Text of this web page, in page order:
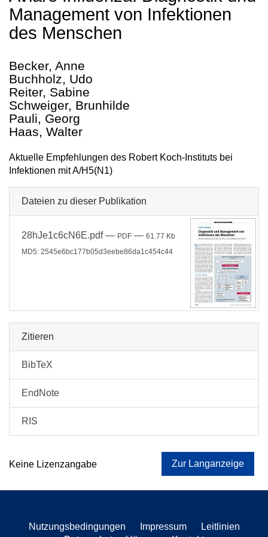
Management von Infektionen
des Menschen
Becker, Anne
Buchholz, Udo
Reiter, Sabine
Schweiger, Brunhilde
Pauli, Georg
Haas, Walter
Aktuelle Empfehlungen des Robert Koch-Instituts bei
Infektionen mit A/H5(N1)
Dateien zu dieser Publikation
28hJe1c6cN6E.pdf— PDF — 61.77 Kb
MD5: 2545e6bc177b05d3eebe86da1c454c44
Zitieren
BibTeX
EndNote
RIS
Keine Lizenzangabe Zur Langanzeige
Nutzungsbedingungen Impressum
Leitlinien